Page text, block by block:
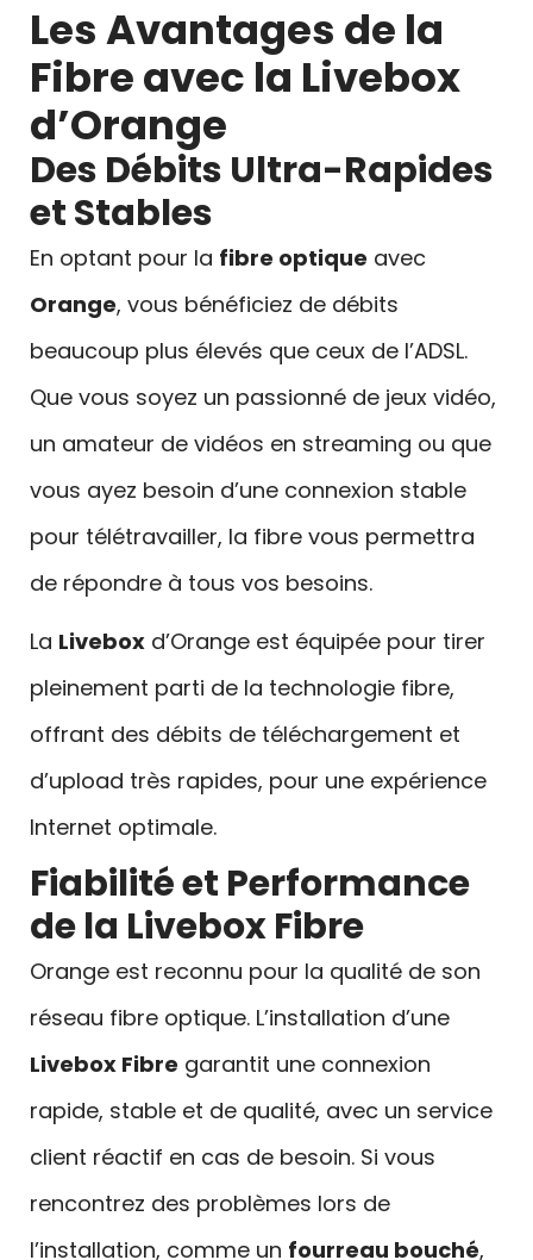
Les Avantages de la
Fibre avec la Livebox
d’Orange
Des Débits Ultra-Rapides
et Stables
En optant pour la fibre optique avec
Orange, vous bénéficiez de débits
beaucoup plus élevés que ceux de l’ADSL.
Que vous soyez un passionné de jeux vidéo,
un amateur de vidéos en streaming ou que
vous ayez besoin d’une connexion stable
pour télétravailler, la fibre vous permettra
de répondre à tous vos besoins.
La Livebox d’Orange est équipée pour tirer
pleinement parti de la technologie fibre,
offrant des débits de téléchargement et
d’upload très rapides, pour une expérience
Internet optimale.
Fiabilité et Performance
de la Livebox Fibre
Orange est reconnu pour la qualité de son
réseau fibre optique. L’installation d’une
Livebox Fibre garantit une connexion
rapide, stable et de qualité, avec un service
client réactif en cas de besoin. Si vous
rencontrez des problèmes lors de
l’installation, comme un fourreau bouché,